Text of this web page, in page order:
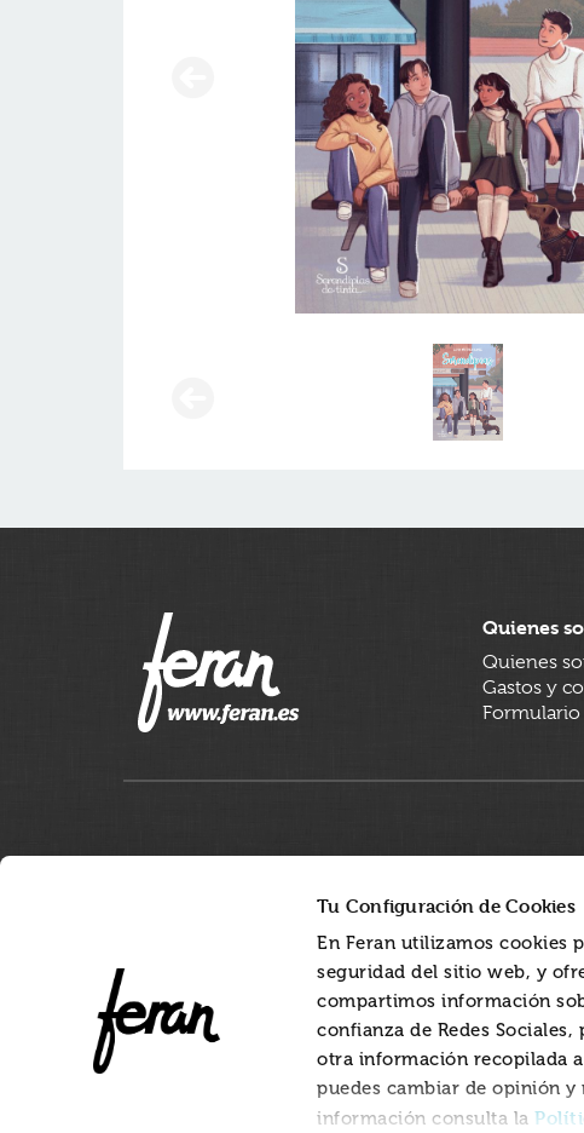
Tu Configuración de Cookies
En Feran utilizamos cookies
seguridad del sitio web, y
compartimos información
confianza de Redes
otra información recopilada
puedes cambiar de opinión
información consulta la
Quienes
Quienes
Gastos y